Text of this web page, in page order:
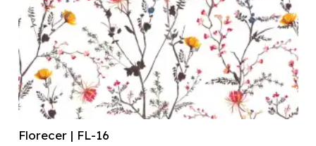
Florecer | FL-16